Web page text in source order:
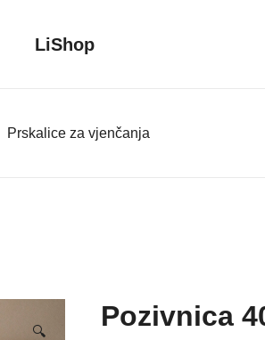
LiShop
Prskalice za vjenčanja
🔍 Pozivnica